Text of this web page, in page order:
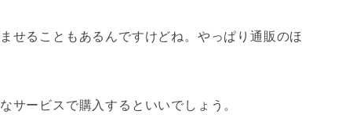
せることもあるんですけどね。やっぱり通販のほ
サービス で購入するといいでしょう。